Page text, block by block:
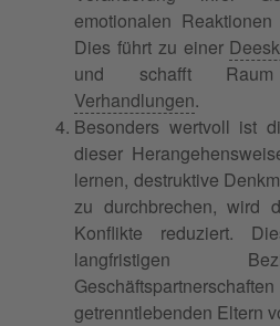
emotionalen
Dies führt zu einer
und schafft
Verhandlungen.
Besonders wertvoll ist
dieser
lernen, destruktive
zu durchbrechen, wird
Konflikte reduziert.
langfristigen
getrenntlebenden Eltern